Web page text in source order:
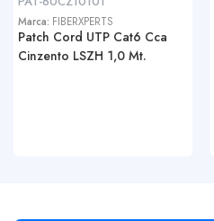
Marca: FIBERXPERTS
Patch Cord UTP Cat6 Cca
Cinzento LSZH 1,0 Mt.